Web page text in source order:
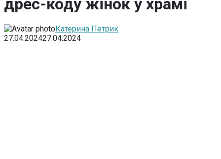
дрес-коду жінок у храмі
Катерина Петрик
27.04.202427.04.2024